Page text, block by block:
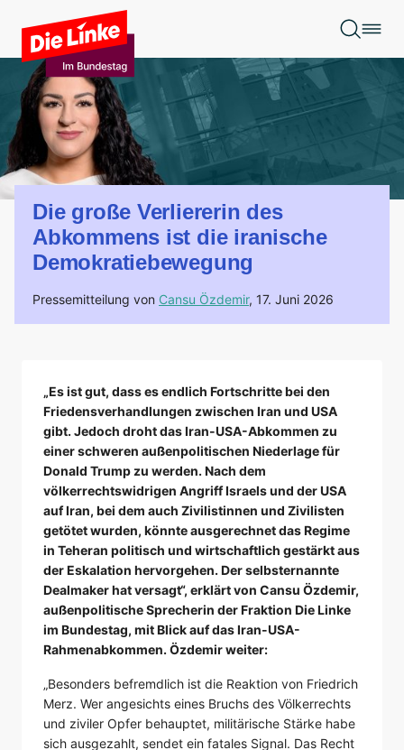
Zum Hauptinhalt springen
Die große Verliererin des
Abkommens ist die iranische
Demokratiebewegung
Pressemitteilung von Cansu Özdemir, 17. Juni 2026
„Es ist gut, dass es endlich Fortschritte bei den
Friedensverhandlungen zwischen Iran und USA
gibt. Jedoch droht das Iran-USA-Abkommen zu
einer schweren außenpolitischen Niederlage für
Donald Trump zu werden. Nach dem
völkerrechtswidrigen Angriff Israels und der USA
auf Iran, bei dem auch Zivilistinnen und Zivilisten
getötet wurden, könnte ausgerechnet das Regime
in Teheran politisch und wirtschaftlich gestärkt aus
der Eskalation hervorgehen. Der selbsternannte
Dealmaker hat versagt“, erklärt von Cansu Özdemir,
außenpolitische Sprecherin der Fraktion Die Linke
im Bundestag, mit Blick auf das Iran-USA-
Rahmenabkommen. Özdemir weiter:
„Besonders befremdlich ist die Reaktion von Friedrich
Merz. Wer angesichts eines Bruchs des Völkerrechts
und ziviler Opfer behauptet, militärische Stärke habe
sich ausgezahlt, sendet ein fatales Signal. Das Recht